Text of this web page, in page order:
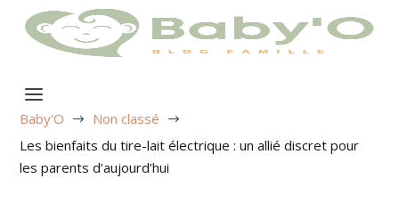
Baby'O $ Non classé $
Les bienfaits du tire-lait électrique : un allié discret pour
les parents d’aujourd’hui